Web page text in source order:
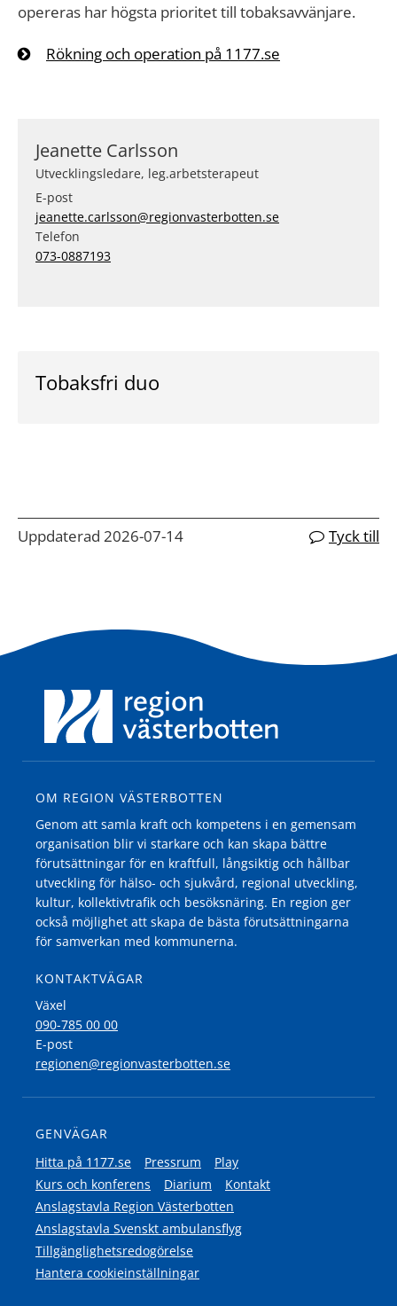
opereras har högsta prioritet till tobaksavvänjare.
Rökning och operation på 1177.se
Jeanette Carlsson
Utvecklingsledare, leg.arbetsterapeut
E-post
jeanette.carlsson@regionvasterbotten.se
Telefon
073-0887193
Tobaksfri duo
Uppdaterad 2026-07-14 Tyck till
OM REGION VÄSTERBOTTEN
Genom att samla kraft och kompetens i en gemensam
organisation blir vi starkare och kan skapa bättre
förutsättningar för en kraftfull, långsiktig och hållbar
utveckling för hälso- och sjukvård, regional utveckling,
kultur, kollektivtrafik och besöksnäring. En region ger
också möjlighet att skapa de bästa förutsättningarna
för samverkan med kommunerna.
KONTAKTVÄGAR
Växel
090-785 00 00
E-post
regionen@regionvasterbotten.se
GENVÄGAR
Hitta på 1177.se
Pressrum
Play
Kurs och konferens
Diarium
Kontakt
Anslagstavla Region Västerbotten
Anslagstavla Svenskt ambulansflyg
Tillgänglighetsredogörelse
Hantera cookieinställningar